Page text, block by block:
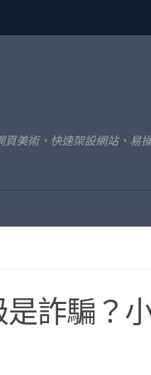
美術、快速架設網站、易
詐騙？